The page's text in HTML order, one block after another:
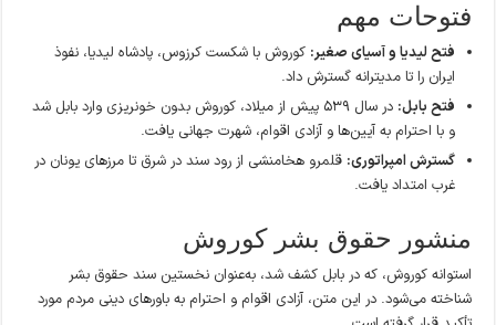
فتوحات مهم
فتح لیدیا و آسیای صغیر: کوروش با شکست کرزوس، پادشاه لیدیا، نفوذ
ایران را تا مدیترانه گسترش داد.
فتح بابل:
در سال ۵۳۹ پیش از میلاد، کوروش بدون خونریزی وارد بابل شد
و با احترام به آیین‌ها و آزادی اقوام، شهرت جهانی یافت.
گسترش امپراتوری: قلمرو هخامنشی از رود سند در شرق تا مرزهای یونان در
غرب امتداد یافت.
منشور حقوق بشر کوروش
استوانه کوروش، که در بابل کشف شد، به‌عنوان نخستین سند حقوق بشر
شناخته می‌شود. در این متن، آزادی اقوام و احترام به باورهای دینی مردم مورد